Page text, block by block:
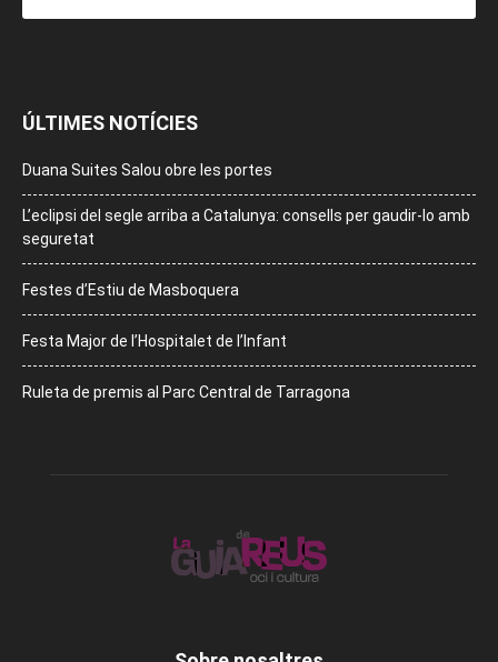
ÚLTIMES NOTÍCIES
Duana Suites Salou obre les portes
L’eclipsi del segle arriba a Catalunya: consells per gaudir-lo amb
seguretat
Festes d’Estiu de Masboquera
Festa Major de l’Hospitalet de l’Infant
Ruleta de premis al Parc Central de Tarragona